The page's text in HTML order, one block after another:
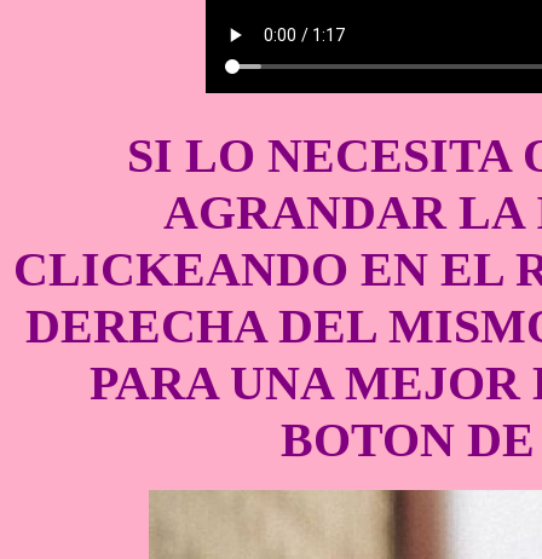
SI LO NECESITA
AGRANDAR
CLICKEANDO EN EL
DERECHA DEL
PARA UNA
BOTON